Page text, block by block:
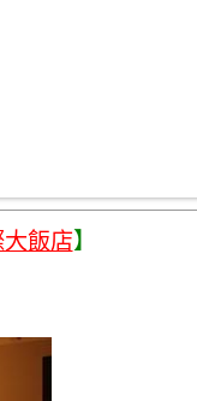
飯店】